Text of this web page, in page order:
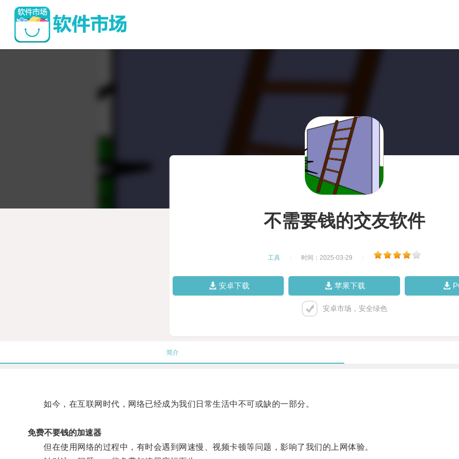
不需要钱的交友软件
工具 时间：2025-03-29
安卓下载 苹果下载
安卓市场，安全绿色
简介
如今，在互联网时代，网络已经成为我们日常生活中不可或缺的一部分。
免费不要钱的加速器
但在使用网络的过程中，有时会遇到网速慢、视频卡顿等问题，影响了我们的上网体验。